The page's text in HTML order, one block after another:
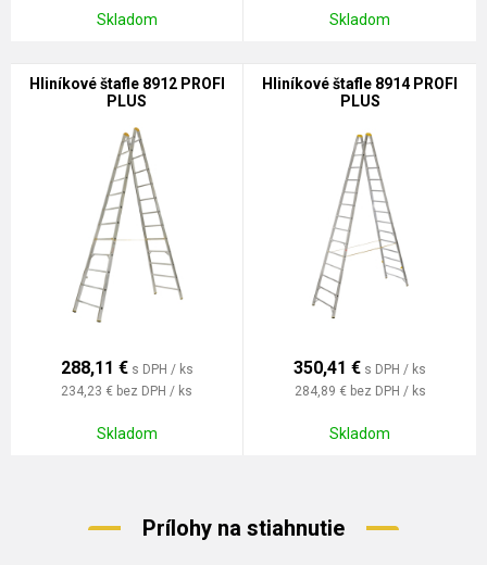
Skladom Skladom
Hliníkové štafle 8912 PROFI
PLUS
288,11 € s DPH / ks
234,23 € bez DPH / ks
Skladom
Hliníkové štafle 8914 PROFI
PLUS
350,41 € s DPH / ks
284,89 € bez DPH / ks
Skladom
Prílohy na stiahnutie